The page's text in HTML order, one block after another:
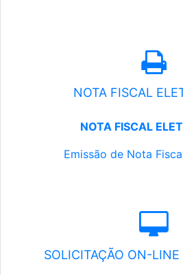
NOTA FISCAL
NOTA FISCAL
Emissão de Nota
SOLICITAÇÃO ON-LINE